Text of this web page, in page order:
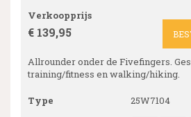
Verkoopprijs
€ 139,95
Allrounder onder de Fivefingers.
training/fitness en walking/hiking.
Type 25W7104